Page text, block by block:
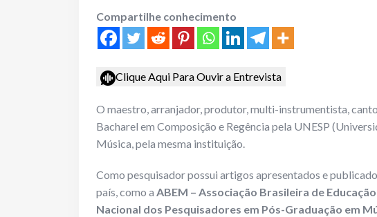
Compartilhe conhecimento
Clique Aqui Para Ouvir a Entrevista
O maestro, arranjador, produtor, multi-instrumentista,
Bacharel em Composição e Regência pela UNESP
Música, pela mesma instituição.
Como pesquisador possui artigos apresentados e
país, como a ABEM – Associação Brasileira de
Nacional dos Pesquisadores em Pós-Graduação em